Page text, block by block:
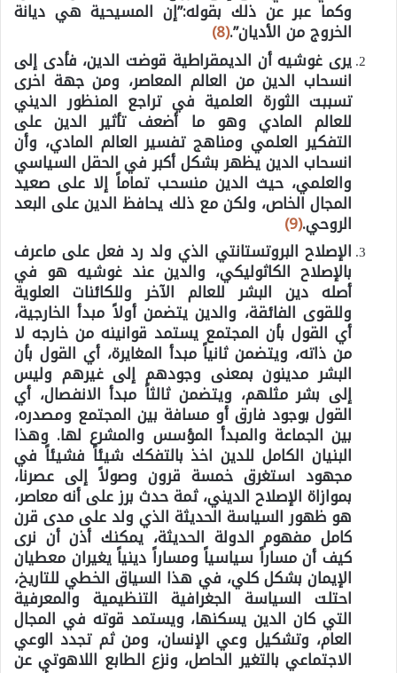
وكما عبر عن ذلك بقوله:”إن المسيحية هي ديانة
الخروج من الأديان”.(8)
يرى غوشيه أن الديمقراطية قوضت الدين، فأدى إلى
انسحاب الدين من العالم المعاصر، ومن جهة اخرى
تسببت الثورة العلمية في تراجع المنظور الديني
للعالم المادي وهو ما أضعف تأثير الدين على
التفكير العلمي ومناهج تفسير العالم المادي، وأن
انسحاب الدين يظهر بشكل أكبر في الحقل السياسي
والعلمي، حيث الدين منسحب تماماً إلا على صعيد
المجال الخاص، ولكن مع ذلك يحافظ الدين على البعد
الروحي.(9)
الإصلاح البروتستانتي الذي ولد رد فعل على ماعرف
بالإصلاح الكاثوليكي، والدين عند غوشيه هو في
أصله دين البشر للعالم الآخر وللكائنات العلوية
وللقوى الفائقة، والدين يتضمن أولاً مبدأ الخارجية،
أي القول بأن المجتمع يستمد قوانينه من خارجه لا
من ذاته، ويتضمن ثانياً مبدأ المغايرة، أي القول بأن
البشر مدينون بمعنى وجودهم إلى غيرهم وليس
إلى بشر مثلهم، ويتضمن ثالثاً مبدأ الانفصال، أي
القول بوجود فارق أو مسافة بين المجتمع ومصدره،
بين الجماعة والمبدأ المؤسس والمشرع لها. وهذا
البنيان الكامل للدين اخذ بالتفكك شيئاً فشيئاً في
مجهود استغرق خمسة قرون وصولاً إلى عصرنا،
بموازاة الإصلاح الديني، ثمة حدث برز على أنه معاصر،
هو ظهور السياسة الحديثة الذي ولد على مدى قرن
كامل مفهوم الدولة الحديثة، يمكنك أذن أن نرى
كيف أن مساراً سياسياً ومساراً دينياً يغيران معطيان
الإيمان بشكل كلي، في هذا السياق الخطي للتاريخ،
احتلت السياسة الجغرافية التنظيمية والمعرفية
التي كان الدين يسكنها، ويستمد قوته في المجال
العام، وتشكيل وعي الإنسان، ومن ثم تجدد الوعي
الاجتماعي بالتغير الحاصل، ونزع الطابع اللاهوتي عن